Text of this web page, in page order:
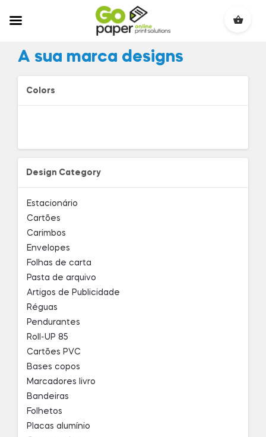
A sua marca designs
Colors
Design Category
Estacionário
Cartões
Carimbos
Envelopes
Folhas de carta
Pasta de arquivo
Artigos de Publicidade
Réguas
Pendurantes
Roll-UP 85
Cartões PVC
Bases copos
Marcadores livro
Bandeiras
Folhetos
Placas alumínio